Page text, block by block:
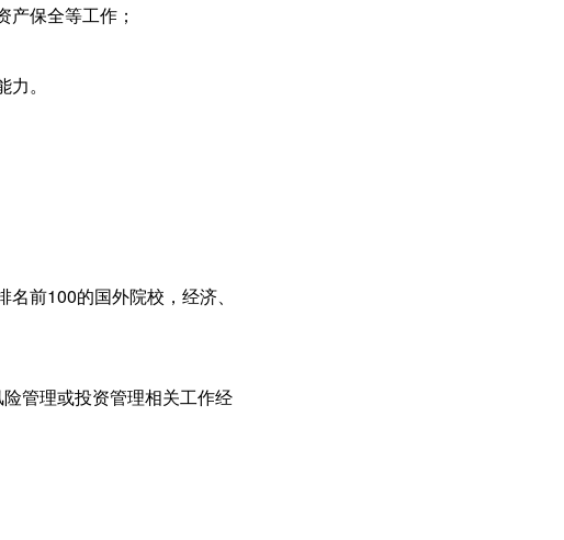
保全等工作；
。
前100的国外院校，经济、
管理或投资管理相关工作经